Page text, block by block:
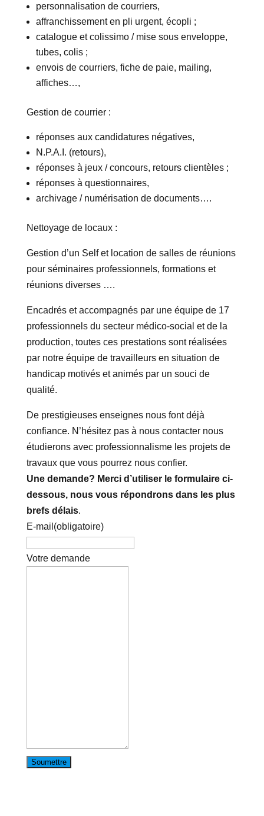
personnalisation de courriers,
affranchissement en pli urgent, écopli ;
catalogue et colissimo / mise sous enveloppe,
tubes, colis ;
envois de courriers, fiche de paie, mailing,
affiches…,
Gestion de courrier :
réponses aux candidatures négatives,
N.P.A.I. (retours),
réponses à jeux / concours, retours clientèles ;
réponses à questionnaires,
archivage / numérisation de documents….
Nettoyage de locaux :
Gestion d’un Self et location de salles de réunions
pour séminaires professionnels, formations et
réunions diverses ….
Encadrés et accompagnés par une équipe de 17
professionnels du secteur médico-social et de la
production, toutes ces prestations sont réalisées
par notre équipe de travailleurs en situation de
handicap motivés et animés par un souci de
qualité.
De prestigieuses enseignes nous font déjà
confiance. N’hésitez pas à nous contacter nous
étudierons avec professionnalisme les projets de
travaux que vous pourrez nous confier.
Une demande? Merci d’utiliser le formulaire ci-
dessous, nous vous répondrons dans les plus
brefs délais.
E-mail (obligatoire)
Votre demande
Soumettre